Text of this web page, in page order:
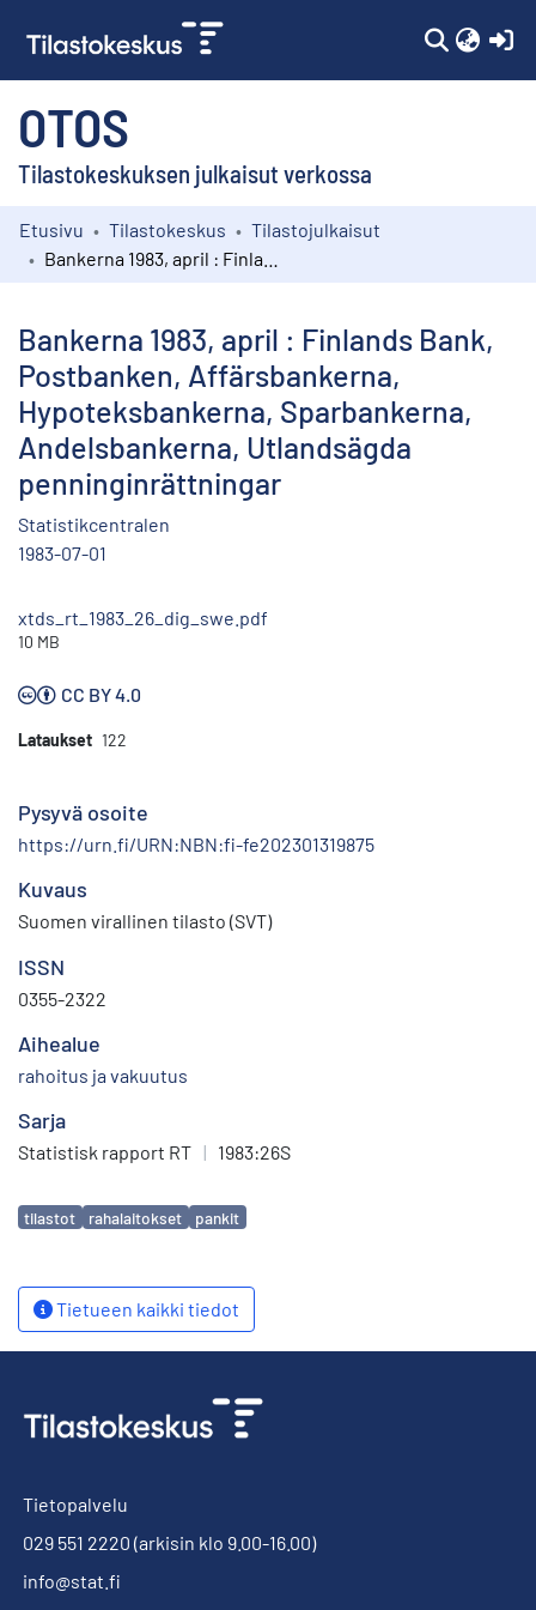
OTOS
Tilastokeskuksen julkaisut verkossa
Kokoelmat
Etusivu Tilastokeskus
Tilastojulkaisut
Bankerna 1983, april : Finlands Bank,
Postbanken, Affärsbankerna,
Hypoteksbankerna, Sparbankerna,
Andelsbankerna, Utlandsägda
penninginrättningar
Statistikcentralen
1983-07-01
xtds_rt_1983_26_dig_swe.pdf
10 MB
CC BY 4.0
Lataukset 122
Pysyvä osoite
https://urn.fi/URN:NBN:fi-fe202301319875
Kuvaus
Suomen virallinen tilasto (SVT)
ISSN
0355-2322
Aihealue
rahoitus ja vakuutus
Sarja
Statistisk rapport RT | 1983:26S
Avainsanat
tilastot rahalaitokset pankit
Tietueen kaikki tiedot
Tietopalvelu
029 551 2220 (arkisin klo 9.00-16.00)
info@stat.fi